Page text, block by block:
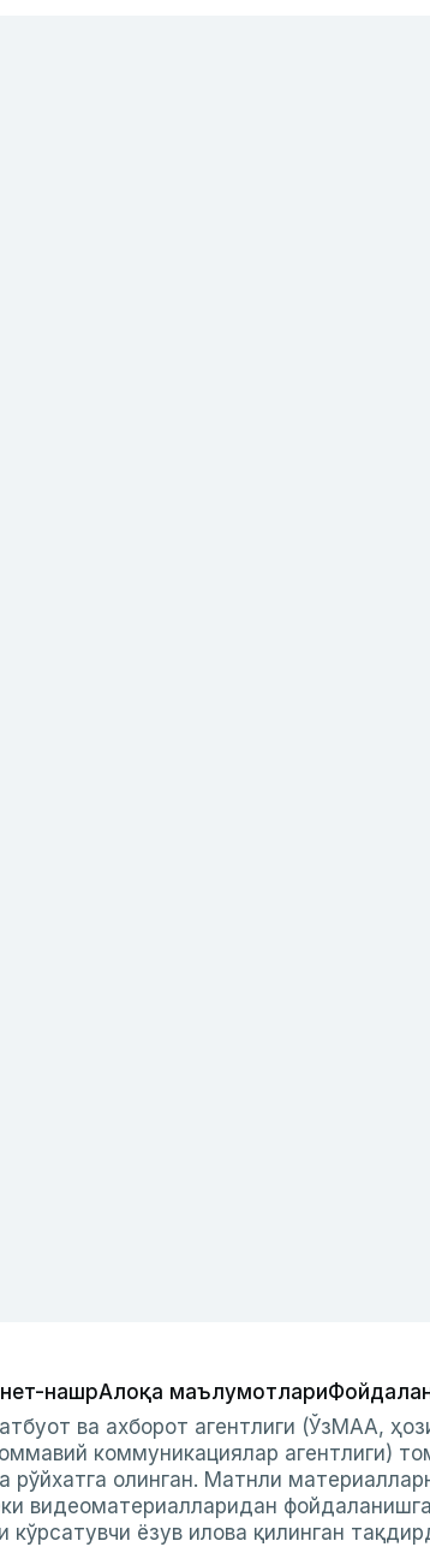
нашрАлоқа маълумотлари
ва ахборот агентлиги (ЎзМАА,
коммуникациялар агентлиги)
олинган. Матнли
видеоматериалларидан
ёзув илова қилинган